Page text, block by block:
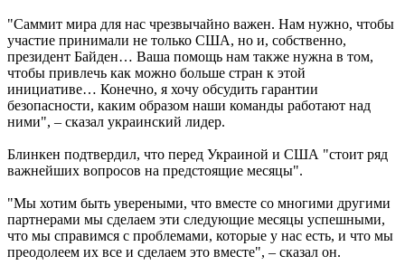
"Саммит мира для нас чрезвычайно важен. Нам нужно, чтобы
участие принимали не только США, но и, собственно,
президент Байден… Ваша помощь нам также нужна в том,
чтобы привлечь как можно больше стран к этой
инициативе… Конечно, я хочу обсудить гарантии
безопасности, каким образом наши команды работают над
ними", – сказал украинский лидер.
Блинкен подтвердил, что перед Украиной и США "стоит ряд
важнейших вопросов на предстоящие месяцы".
"Мы хотим быть увереными, что вместе со многими другими
партнерами мы сделаем эти следующие месяцы успешными,
что мы справимся с проблемами, которые у нас есть, и что мы
преодолеем их все и сделаем это вместе", – сказал он.